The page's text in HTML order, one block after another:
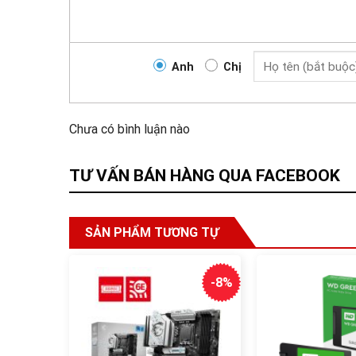
Anh Chị
Chưa có bình luận nào
TƯ VẤN BÁN HÀNG QUA FACEBOOK
SẢN PHẨM TƯƠNG TỰ
-8%